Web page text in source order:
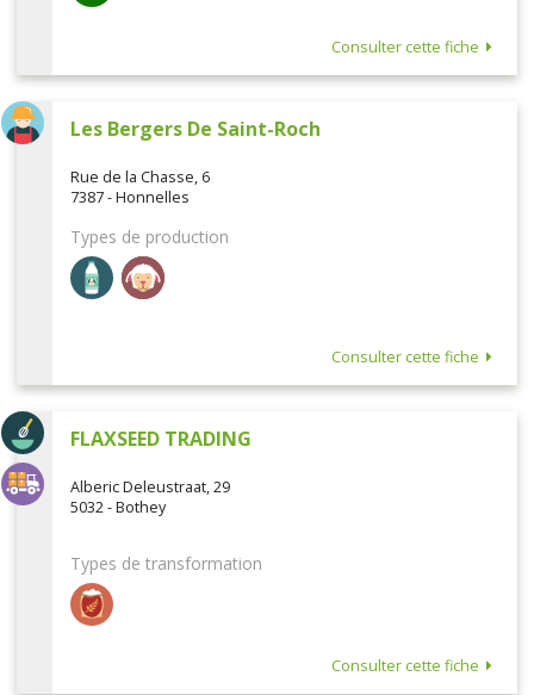
Consulter cette fiche
Les Bergers De Saint-Roch
Rue de la Chasse, 6
7387 - Honnelles
Types de production
Consulter cette fiche
FLAXSEED TRADING
Alberic Deleustraat, 29
5032 - Bothey
Types de transformation
Consulter cette fiche